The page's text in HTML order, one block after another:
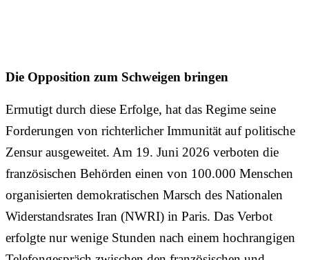
Die Opposition zum Schweigen bringen
Ermutigt durch diese Erfolge, hat das Regime seine
Forderungen von richterlicher Immunität auf politische
Zensur ausgeweitet. Am 19. Juni 2026 verboten die
französischen Behörden einen von 100.000 Menschen
organisierten demokratischen Marsch des Nationalen
Widerstandsrates Iran (NWRI) in Paris. Das Verbot
erfolgte nur wenige Stunden nach einem hochrangigen